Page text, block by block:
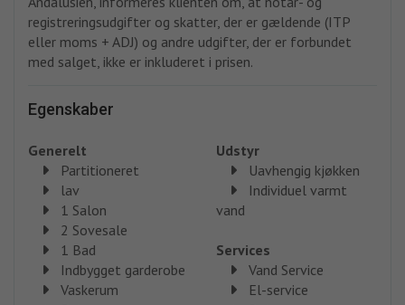
registreringsudgifter og skatter, der er gældende (ITP
eller moms + ADJ) og andre udgifter, der er forbundet
med salget, ikke er inkluderet i prisen.
Egenskaber
Generelt
Partitioneret
lav
1 Salon
2 Sovesale
1 Bad
Indbygget garderobe
Vaskerum
Udstyr
Uavhengig kjøkken
Individuel varmt
vand
Services
Vand Service
El-service